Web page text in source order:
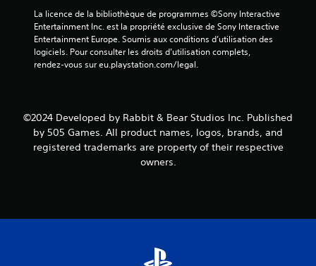
La licence de la bibliothèque de programmes ©Sony Interactive
Entertainment Inc. est la propriété exclusive de Sony Interactive
Entertainment Europe. Soumis aux conditions d’utilisation des
logiciels. Pour consulter les droits d’utilisation complets,
rendez-vous sur eu.playstation.com/legal.
©2024 Developed by Rabbit & Bear Studios Inc. Published
by 505 Games. All product names, logos, brands, and
registered trademarks are property of their respective
owners.